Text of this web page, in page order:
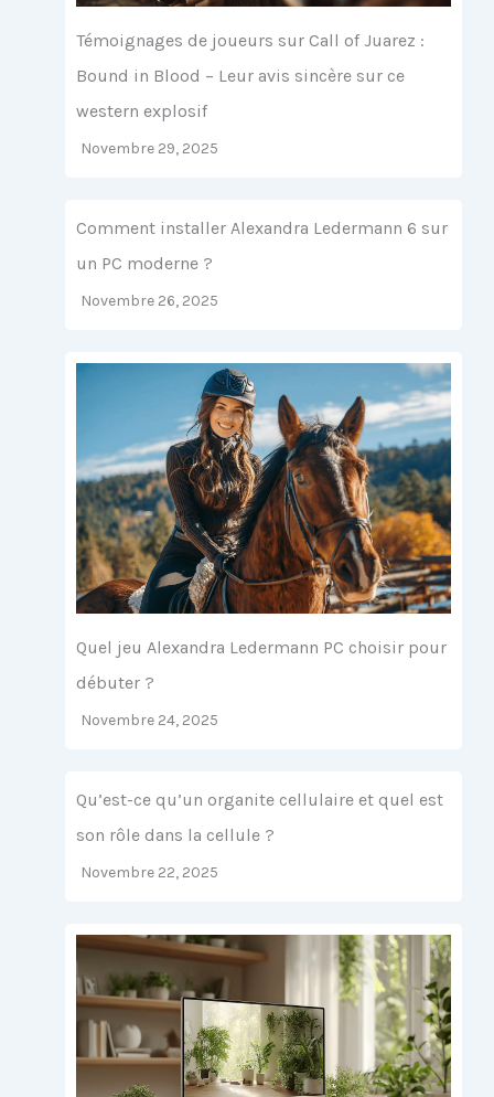
Témoignages de joueurs sur Call of Juarez :
Bound in Blood – Leur avis sincère sur ce
western explosif
Novembre 29, 2025
Comment installer Alexandra Ledermann 6 sur
un PC moderne ?
Novembre 26, 2025
Quel jeu Alexandra Ledermann PC choisir pour
débuter ?
Novembre 24, 2025
Qu’est-ce qu’un organite cellulaire et quel est
son rôle dans la cellule ?
Novembre 22, 2025